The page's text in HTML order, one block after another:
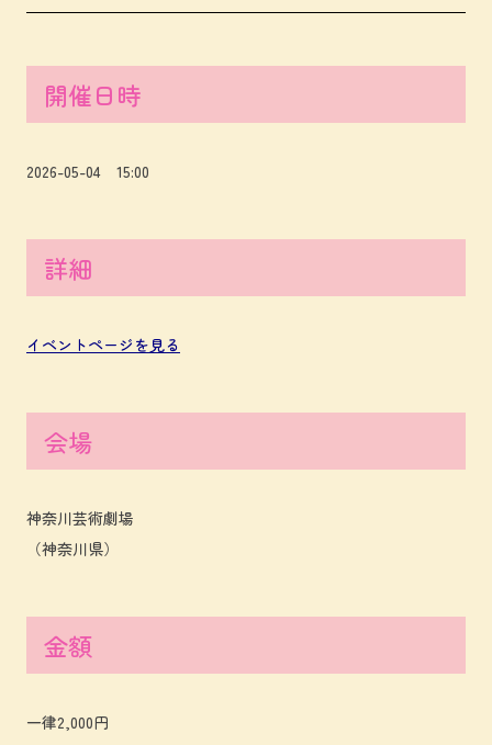
開催日時
2026-05-04 15:00
詳細
イベントページを見る
会場
神奈川芸術劇場
（神奈川県）
金額
一律2,000円